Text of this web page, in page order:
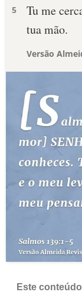
5
Tu me
tua mão.
Versão
Este